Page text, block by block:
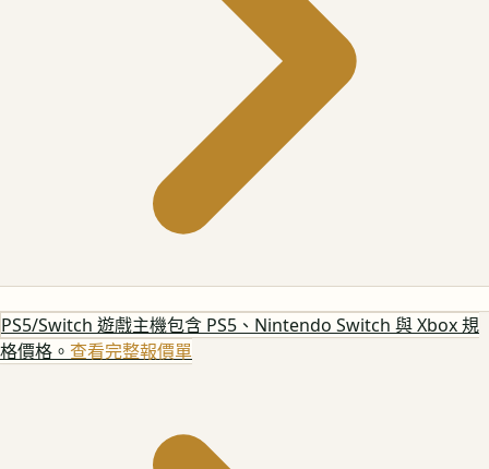
PS5/Switch 遊戲主機包含 PS5、Nintendo Switch 與 Xbox 規
格價格。 查看完整報價單